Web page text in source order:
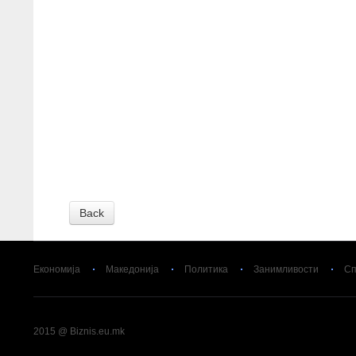
Back
Економија Македонија Политика Занимливости
2015 @ Biznis.eu.mk